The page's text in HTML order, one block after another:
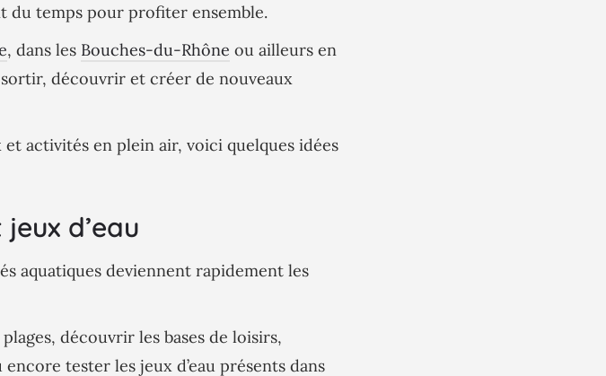
du temps pour profiter ensemble.
, dans les Bouches-du-Rhône ou ailleurs en
découvrir et créer de nouveaux
activités en plein air, voici quelques idées
d’eau
aquatiques deviennent rapidement les
découvrir les bases de loisirs,
tester les jeux d’eau présents dans